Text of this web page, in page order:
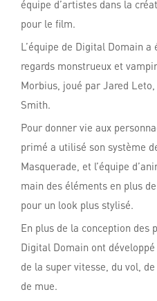
équipe d’artistes dans la
pour le film.
L’équipe de Digital Domain
regards monstrueux et
Morbius, joué par Jared
Smith.
Pour donner vie aux
primé a utilisé son système
Masquerade, et l’équipe
main des éléments en plus
pour un look plus stylisé.
En plus de la conception des
Digital Domain ont
de la super vitesse, du vol,
de mue.